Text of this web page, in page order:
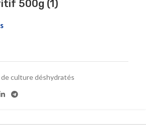
500g (1)
culture déshydratés